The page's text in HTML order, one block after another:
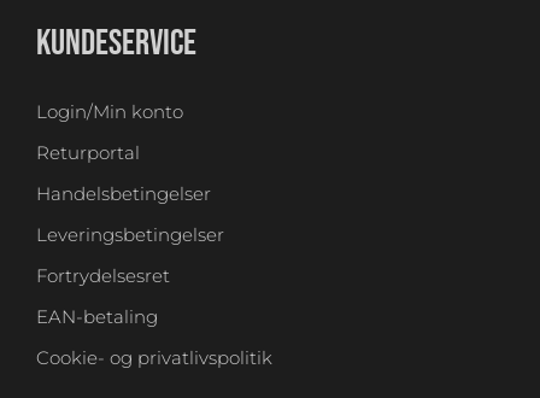
KUNDESERVICE
Login/Min konto
Returportal
Handelsbetingelser
Leveringsbetingelser
Fortrydelsesret
EAN-betaling
Cookie- og privatlivspolitik